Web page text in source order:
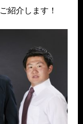
紹介します！